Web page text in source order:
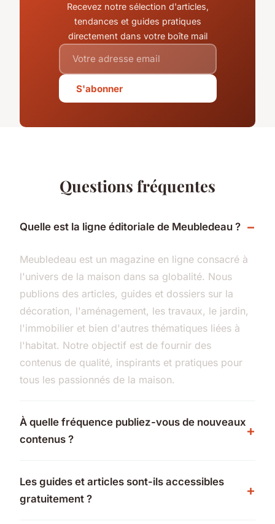
Recevez notre sélection d'articles,
tendances et guides pratiques
directement dans votre boîte mail
S'abonner
Questions fréquentes
Quelle est la ligne éditoriale de Meubledeau ?
Meubledeau est un magazine en ligne consacré à
l'univers de la maison dans sa globalité. Nous
publions des articles, guides et dossiers sur la
décoration, l'aménagement, les travaux, le jardin,
l'immobilier et bien d'autres thématiques liées à
l'habitat. Notre objectif est de fournir des
contenus de qualité, inspirants et pratiques pour
tous les passionnés de la maison.
À quelle fréquence publiez-vous de nouveaux
contenus ?
Les guides et articles sont-ils accessibles
gratuitement ?